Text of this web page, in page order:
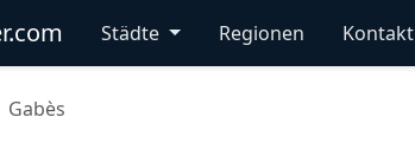
Städte Regionen Kontakt
Gabès